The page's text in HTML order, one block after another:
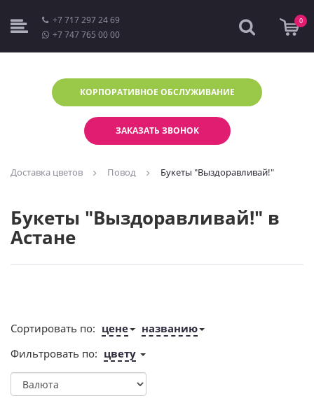
+7 717 297 24 69
+7 747 765 00 00
0
КОРПОРАТИВНОЕ ОБСЛУЖИВАНИЕ
ЗАКАЗАТЬ ЗВОНОК
Доставка цветов Повод Букеты "Выздоравливай!"
Букеты "Выздоравливай!" в
Астане
Сортировать по: цене
названию
Фильтровать по: цвету